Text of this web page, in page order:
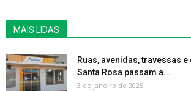
MAIS LIDAS
Ruas, avenidas, travessas
Santa Rosa passam a...
3 de janeiro de 2025